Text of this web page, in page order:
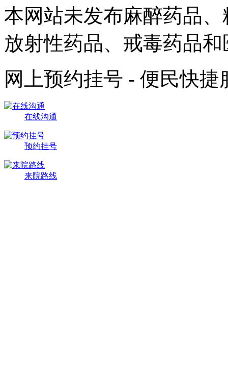
本网站未发布麻醉药品
放射性药品、戒毒药品
网上预约挂号 - 便民快捷
在线沟通
预约挂号
来院路线